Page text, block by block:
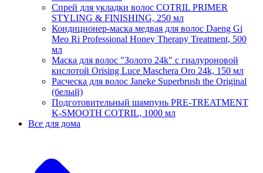
Спрей для укладки волос COTRIL PRIMER
STYLING & FINISHING, 250 мл
Кондиционер-маска медвая для волос Daeng Gi
Meo Ri Professional Honey Therapy Treatment, 500
мл
Маска для волос "Золото 24k" с гиалуроновой
кислотой Orising Luce Maschera Oro 24k, 150 мл
Расческа для волос Janeke Superbrush the Original
(белый)
Подготовительный шампунь PRE-TREATMENT
K-SMOOTH COTRIL, 1000 мл
Все для дома